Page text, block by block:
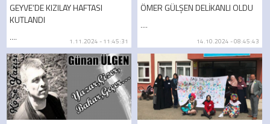
GEYVE’DE KIZILAY HAFTASI
KUTLANDI
....
1.11.2024 - 11:45:31
ÖMER GÜLŞEN DELİKANLI OLDU
....
14.10.2024 - 08:45:43